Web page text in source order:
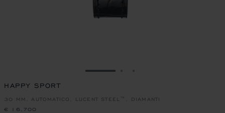
VAI ALLA SLIDE 1
HAPPY SPORT
30 MM, AUTOMATICO, LUCENT STEEL™, DIAMANTI
€ 16,700